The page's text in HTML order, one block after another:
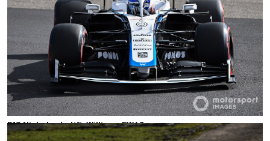
P18 Nicholas Latifi, Williams FW43
Photo by: Mark Sutton /Motorsport Images